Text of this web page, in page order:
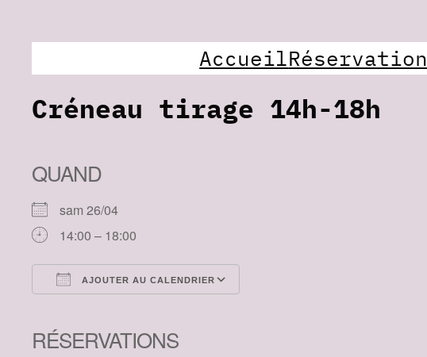
AccueilRéservation
Créneau tirage 14h-18h
QUAND
sam 26/04
14:00 – 18:00
AJOUTER AU CALENDRIER
RÉSERVATIONS